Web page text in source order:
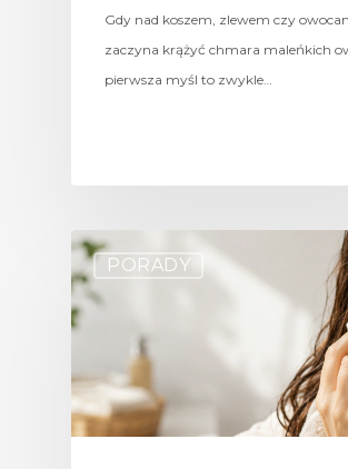
Gdy nad koszem, zlewem czy
zaczyna krążyć chmara maleńkich
pierwsza myśl to zwykle…
PORADY